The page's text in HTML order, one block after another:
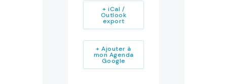
+ Ajouter à
mon Agenda
Google
+ iCal /
Outlook
export